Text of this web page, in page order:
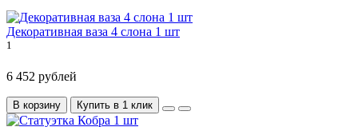
Декоративная ваза 4 слона 1 шт
1
6 452 рублей
В корзину Купить в 1 клик